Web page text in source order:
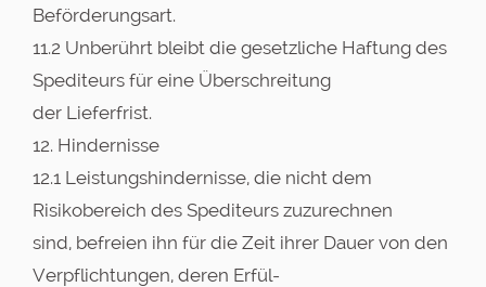
Beförderungsart.
11.2 Unberührt bleibt die gesetzliche Haftung des
Spediteurs für eine Überschreitung
der Lieferfrist.
12. Hindernisse
12.1 Leistungshindernisse, die nicht dem
Risikobereich des Spediteurs zuzurechnen
sind, befreien ihn für die Zeit ihrer Dauer von den
Verpflichtungen, deren Erfül-